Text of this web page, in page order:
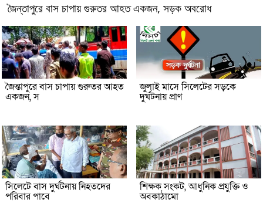
জৈন্তাপুরে বাস চাপায় গুরুতর আহত একজন, সড়ক অবরোধ
জৈন্তাপুরে বাস চাপায় গুরুতর আহত
একজন, স
জুলাই মাসে সিলেটের সড়কে
দুর্ঘটনায় প্রাণ
সিলেটে বাস দুর্ঘটনায় নিহতদের
পরিবার পাবে
শিক্ষক সংকট, আধুনিক প্রযুক্তি ও
অবকাঠামো